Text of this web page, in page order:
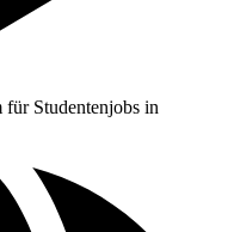
für Studentenjobs in